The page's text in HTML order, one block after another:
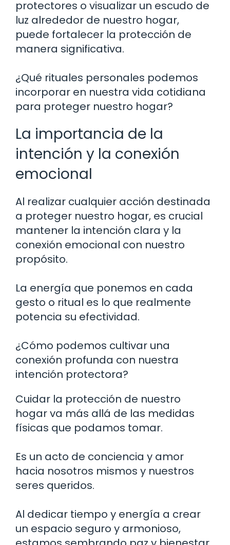
protectores o visualizar un escudo de
luz alrededor de nuestro hogar,
puede fortalecer la protección de
manera significativa.
¿Qué rituales personales podemos
incorporar en nuestra vida cotidiana
para proteger nuestro hogar?
La importancia de la
intención y la conexión
emocional
Al realizar cualquier acción destinada
a proteger nuestro hogar, es crucial
mantener la intención clara y la
conexión emocional con nuestro
propósito.
La energía que ponemos en cada
gesto o ritual es lo que realmente
potencia su efectividad.
¿Cómo podemos cultivar una
conexión profunda con nuestra
intención protectora?
Cuidar la protección de nuestro
hogar va más allá de las medidas
físicas que podamos tomar.
Es un acto de conciencia y amor
hacia nosotros mismos y nuestros
seres queridos.
Al dedicar tiempo y energía a crear
un espacio seguro y armonioso,